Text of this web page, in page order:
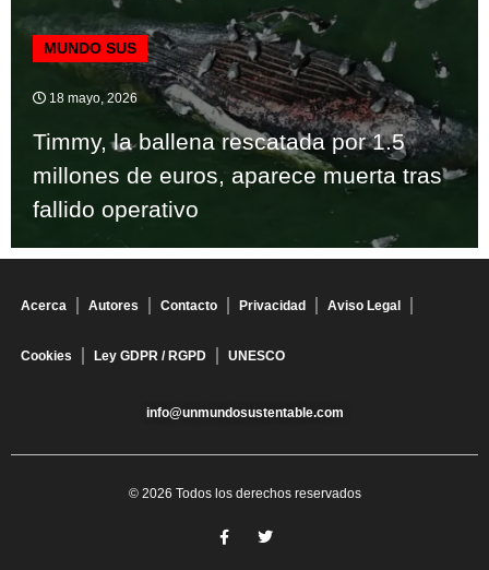
MUNDO SUS
18 mayo, 2026
Timmy, la ballena rescatada por 1.5
millones de euros, aparece muerta tras
fallido operativo
Acerca Autores Contacto Privacidad Aviso Legal
Cookies Ley GDPR / RGPD UNESCO
info@unmundosustentable.com
© 2026 Todos los derechos reservados